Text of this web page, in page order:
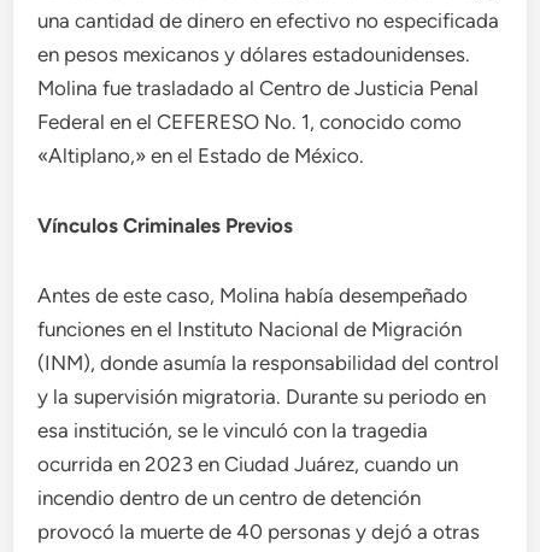
una cantidad de dinero en efectivo no especificada
en pesos mexicanos y dólares estadounidenses.
Molina fue trasladado al Centro de Justicia Penal
Federal en el CEFERESO No. 1, conocido como
«Altiplano,» en el Estado de México.
Vínculos Criminales Previos
Antes de este caso, Molina había desempeñado
funciones en el Instituto Nacional de Migración
(INM), donde asumía la responsabilidad del control
y la supervisión migratoria. Durante su periodo en
esa institución, se le vinculó con la tragedia
ocurrida en 2023 en Ciudad Juárez, cuando un
incendio dentro de un centro de detención
provocó la muerte de 40 personas y dejó a otras